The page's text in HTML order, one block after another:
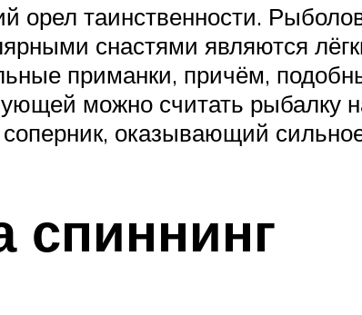
орел таинственности.
снастями являются
приманки, причём,
можно считать рыбалку
оказывающий